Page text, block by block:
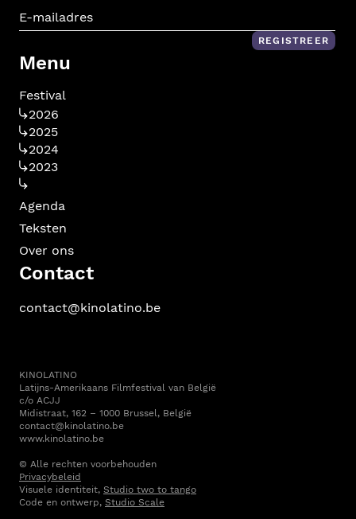
REGISTREER
Menu
Festival
2026
2025
2024
2023
Agenda
Teksten
Over ons
Contact
contact@kinolatino.be
KINOLATINO
Latijns-Amerikaans Filmfestival van België
c/o ACJJ
Midistraat, 162 – 1000 Brussel, België
contact@kinolatino.be
www.kinolatino.be
© Alle rechten voorbehouden
Privacybeleid
Visuele identiteit, Studio two to tango
Code en ontwerp, Studio Scale